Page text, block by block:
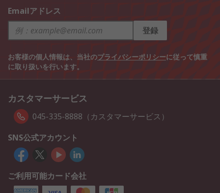
Emailアドレス
登録
お客様の個人情報は、当社のプライバシーポリシーに従って慎重
に取り扱いを行います。
カスタマーサービス
045-335-8888（カスタマーサービス）
SNS公式アカウント
ご利用可能カード会社